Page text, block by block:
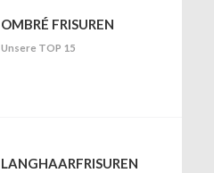
OMBRÉ FRISUREN
Unsere TOP 15
LANGHAARFRISUREN